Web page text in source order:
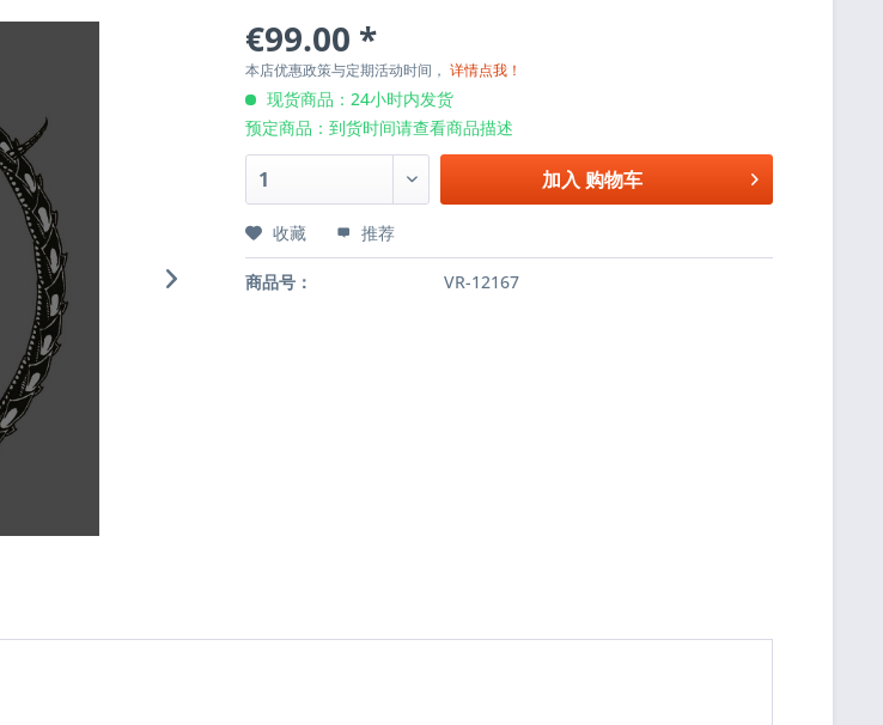
€99.00 *
本店优惠政策与定期活动时间，详情点我！
现货商品：24小时内发货
预定商品：到货时间请查看商品描述
加入 购物车
收藏 推荐
商品号： VR-12167